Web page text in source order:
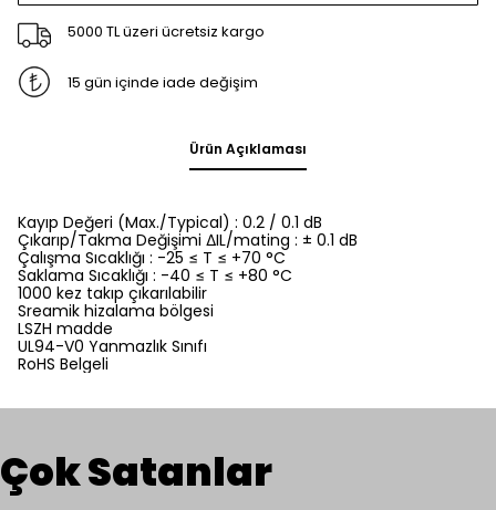
5000 TL üzeri ücretsiz kargo
15 gün içinde iade değişim
Ürün Açıklaması
Kayıp Değeri (Max./Typical) : 0.2 / 0.1 dB
Çıkarıp/Takma Değişimi ΔIL/mating : ± 0.1 dB
Çalışma Sıcaklığı : -25 ≤ T ≤ +70 °C
Saklama Sıcaklığı : -40 ≤ T ≤ +80 °C
1000 kez takıp çıkarılabilir
Sreamik hizalama bölgesi
LSZH madde
UL94-V0 Yanmazlık Sınıfı
RoHS Belgeli
Çok Satanlar